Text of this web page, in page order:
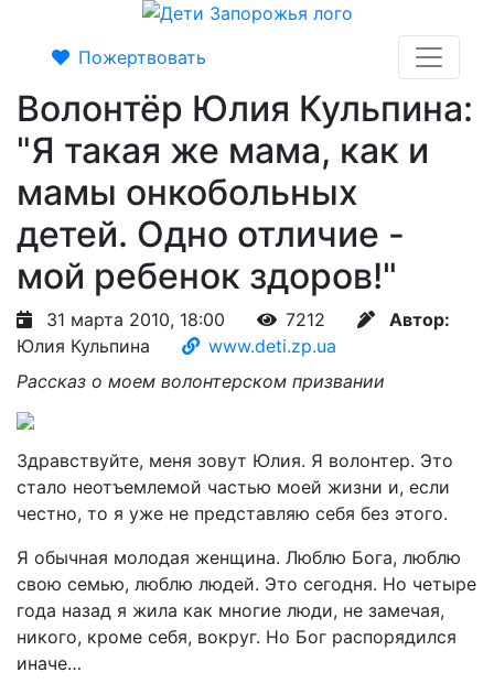
Пожертвовать
Волонтёр Юлия Кульпина:
"Я такая же мама, как и
мамы онкобольных
детей. Одно отличие -
мой ребенок здоров!"
31 марта 2010, 18:00 7212
Автор:
Юлия Кульпина
www.deti.zp.ua
Рассказ о моем волонтерском призвании
Здравствуйте, меня зовут Юлия. Я волонтер. Это
стало неотъемлемой частью моей жизни и, если
честно, то я уже не представляю себя без этого.
Я обычная молодая женщина. Люблю Бога, люблю
свою семью, люблю людей. Это сегодня. Но четыре
года назад я жила как многие люди, не замечая,
никого, кроме себя, вокруг. Но Бог распорядился
иначе…